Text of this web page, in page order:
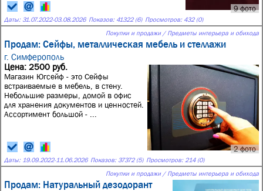
9 фото
Даты: 31.07.2022-03.08.2026 Показов: 41322 (6) Просмотров: 432 (0)
Покупки и продажи / Предметы интерьера и обихода
Продам: Сейфы, металлическая мебель и стеллажи
г. Симферополь
2 фото
Цена: 2500 руб.
Магазин Югсейф - это Сейфы
встраиваемые в мебель, в стену.
Небольшие размеры, домой в офис
для хранения документов и ценностей.
Ассортимент большой - ...
Даты: 19.09.2022-11.06.2026 Показов: 37372 (5) Просмотров: 214 (0)
Покупки и продажи / Предметы интерьера и обихода
Продам: Натуральный дезодорант